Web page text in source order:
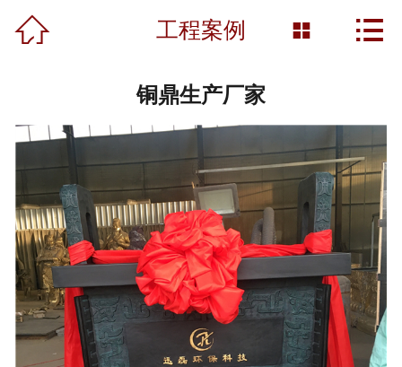
 首页
新闻资讯
工程案例
雕塑知识
资质荣誉
营销网络
 工程案例  
铜鼎生产厂家